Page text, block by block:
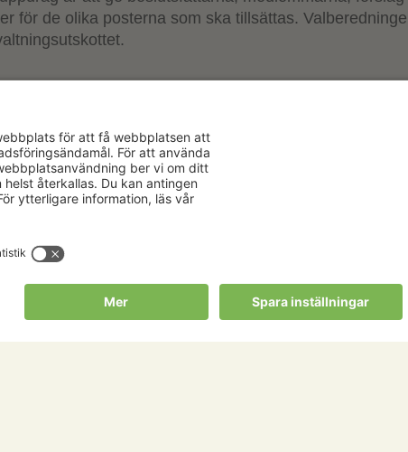
för de olika posterna som ska tillsättas.
Aktuellt
Kalender
Publikationer
Förbund